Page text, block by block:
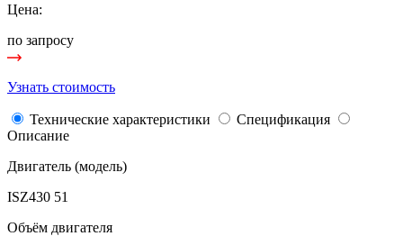
Цена:
по запросу
Узнать стоимость
Технические характеристики
Спецификация
Описание
Двигатель (модель)
ISZ430 51
Объём двигателя